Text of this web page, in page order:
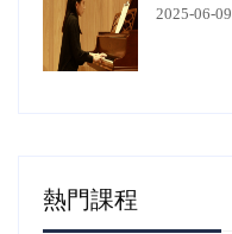
2025-06-09
熱門課程